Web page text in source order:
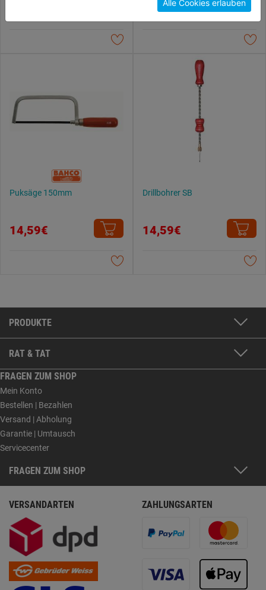
14,59€
Puksäge 150mm
14,59€
Drillbohrer SB
14,59€
PRODUKTE
RAT & TAT
FRAGEN ZUM SHOP
Mein Konto
Bestellen | Bezahlen
Versand | Abholung
Garantie | Umtausch
Servicecenter
FRAGEN ZUM SHOP
VERSANDARTEN ZAHLUNGSARTEN
Konfigurieren" kannst du auswählen, welche Cookies
du zulassen möchtest und welche nicht.
Weitere Informationen findest du in unserer
.
Alle Cookies erlauben